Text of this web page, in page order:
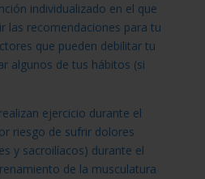
individualizado en el que
las recomendaciones para tu
que pueden debilitar tu
algunos de tus hábitos (si
ejercicio durante el
riesgo de sufrir dolores
y sacroilíacos) durante el
de la musculatura